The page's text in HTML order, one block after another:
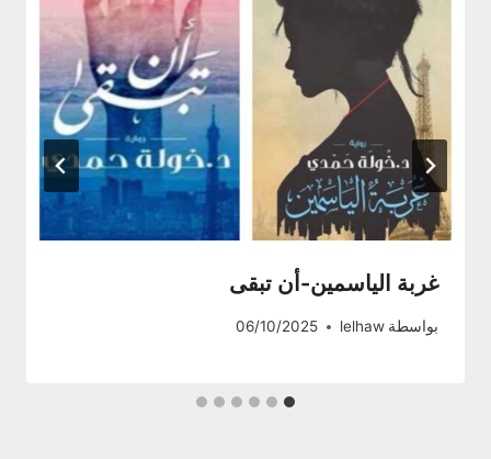
غربة الياسمين-أن تبقى
بواسطة lelhaw
06/10/2025